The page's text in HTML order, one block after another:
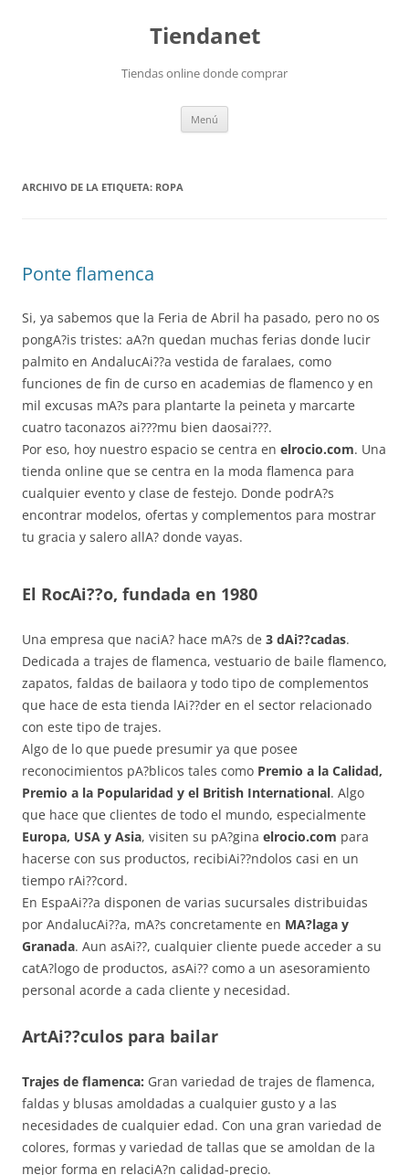
Tiendanet
Tiendas online donde comprar
Menú
ARCHIVO DE LA ETIQUETA: ROPA
Ponte flamenca
Si, ya sabemos que la Feria de Abril ha pasado, pero no os
pongA?is tristes: aA?n quedan muchas ferias donde lucir
palmito en AndalucAi??a vestida de faralaes, como
funciones de fin de curso en academias de flamenco y en
mil excusas mA?s para plantarte la peineta y marcarte
cuatro taconazos ai???mu bien daosai???.
Por eso, hoy nuestro espacio se centra en elrocio.com. Una
tienda online que se centra en la moda flamenca para
cualquier evento y clase de festejo. Donde podrA?s
encontrar modelos, ofertas y complementos para mostrar
tu gracia y salero allA? donde vayas.
El RocAi??o, fundada en 1980
Una empresa que naciA? hace mA?s de 3 dAi??cadas.
Dedicada a trajes de flamenca, vestuario de baile flamenco,
zapatos, faldas de bailaora y todo tipo de complementos
que hace de esta tienda lAi??der en el sector relacionado
con este tipo de trajes.
Algo de lo que puede presumir ya que posee
reconocimientos pA?blicos tales como Premio a la Calidad,
Premio a la Popularidad y el British International. Algo
que hace que clientes de todo el mundo, especialmente
Europa, USA y Asia, visiten su pA?gina elrocio.com para
hacerse con sus productos, recibiAi??ndolos casi en un
tiempo rAi??cord.
En EspaAi??a disponen de varias sucursales distribuidas
por AndalucAi??a, mA?s concretamente en MA?laga y
Granada. Aun asAi??, cualquier cliente puede acceder a su
catA?logo de productos, asAi?? como a un asesoramiento
personal acorde a cada cliente y necesidad.
ArtAi??culos para bailar
Trajes de flamenca: Gran variedad de trajes de flamenca,
faldas y blusas amoldadas a cualquier gusto y a las
necesidades de cualquier edad. Con una gran variedad de
colores, formas y variedad de tallas que se amoldan de la
mejor forma en relaciA?n calidad-precio.